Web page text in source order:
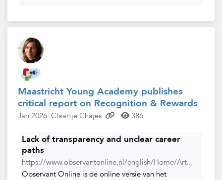
Maastricht Young Academy publishes
critical report on Recognition & Rewards
Jan 2026 Claartje Chajes 386
Lack of transparency and unclear career
paths
https://www.observantonline.nl/english/Home/Art...
Observant Online is de online versie van het